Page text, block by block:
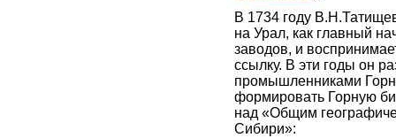
В 1734 году
на Урал, как главный
заводов, и
ссылку. В эти годы он
промышленниками
формировать Горную
над «Общим
Сибири»: